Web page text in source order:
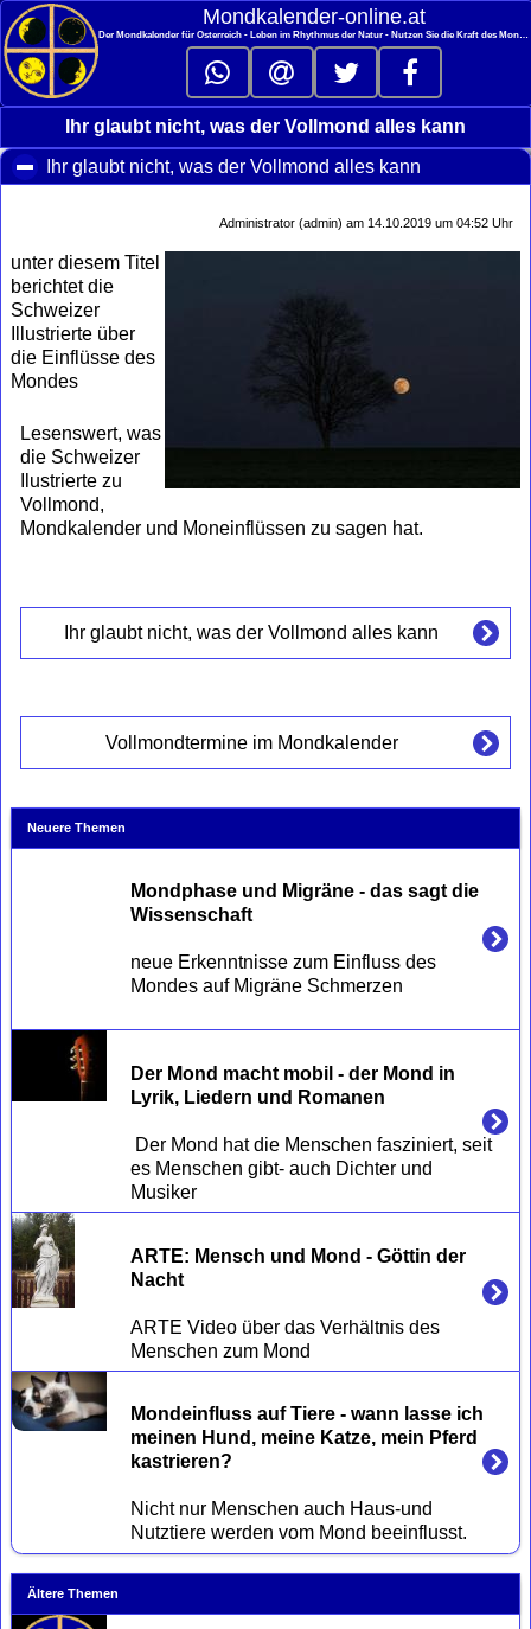
< Mondkalender‑online.at
Der Mondkalender für Österreich - Leben im Rhythmus der Natur - Nutzen Sie die Kraft des Mondes
Ihr glaubt nicht, was der Vollmond alles kann
Ihr glaubt nicht, was der Vollmond alles kann
Administrator (admin) am 14.10.2019 um 04:52 Uhr
unter diesem Titel
berichtet die
Schweizer
Illustrierte über
die Einflüsse des
Mondes
Lesenswert, was
die Schweizer
Ilustrierte zu
Vollmond,
Mondkalender und Moneinflüssen zu sagen hat.
Ihr glaubt nicht, was der Vollmond alles kann
Vollmondtermine im Mondkalender
Neuere Themen
Mondphase und Migräne - das sagt die
Wissenschaft
neue Erkenntnisse zum Einfluss des
Mondes auf Migräne Schmerzen
Der Mond macht mobil - der Mond in
Lyrik, Liedern und Romanen
es Menschen gibt- auch Dichter und
ARTE: Mensch und Mond - Göttin der
Nacht
ARTE Video über das Verhältnis des
Mondeinfluss auf Tiere - wann lasse ich
meinen Hund, meine Katze, mein Pferd
kastrieren?
Nicht nur Menschen auch Haus-und
Ältere Themen